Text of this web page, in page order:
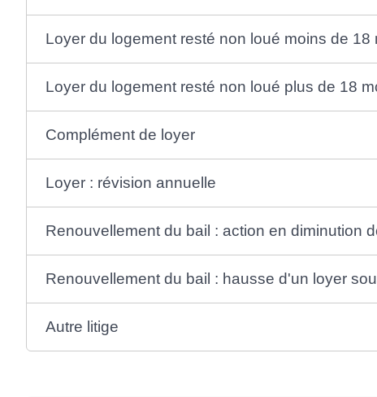
Loyer du logement resté non loué moins de 18
Loyer du logement resté non loué plus de 18
Complément de loyer
Loyer : révision annuelle
Renouvellement du bail : action en diminution
Renouvellement du bail : hausse d'un loyer
Autre litige